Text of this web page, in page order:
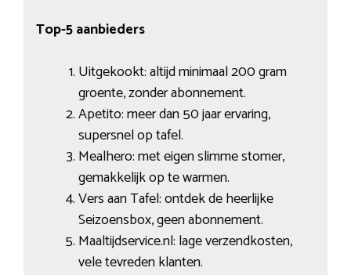
Top-5 aanbieders
Uitgekookt: altijd minimaal 200 gram
groente, zonder abonnement.
Apetito: meer dan 50 jaar ervaring,
supersnel op tafel.
Mealhero: met eigen slimme stomer,
gemakkelijk op te warmen.
Vers aan Tafel: ontdek de heerlijke
Seizoensbox, geen abonnement.
Maaltijdservice.nl: lage verzendkosten,
vele tevreden klanten.